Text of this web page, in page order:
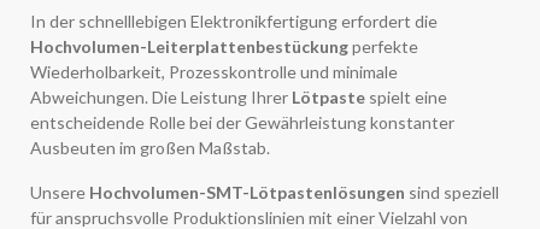
In der schnelllebigen Elektronikfertigung erfordert die
Hochvolumen-Leiterplattenbestückungperfekte
Wiederholbarkeit, Prozesskontrolle und minimale
Abweichungen. Die Leistung Ihrer Lötpaste spielt eine
entscheidende Rolle bei der Gewährleistung konstanter
Ausbeuten im großen Maßstab.
Unsere Hochvolumen-SMT-Lötpastenlösungen sind speziell
für anspruchsvolle Produktionslinien mit einer Vielzahl von